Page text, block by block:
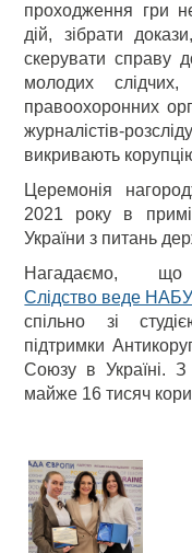
проходження гри
дій, зібрати
скерувати справу
молодих
правоохоронних
журналістів-
викривають
Церемонія
2021 року в
України з питань
Нагадаємо,
Слідство веде
спільно зі
підтримки
Союзу в Україні.
майже 16 тисяч